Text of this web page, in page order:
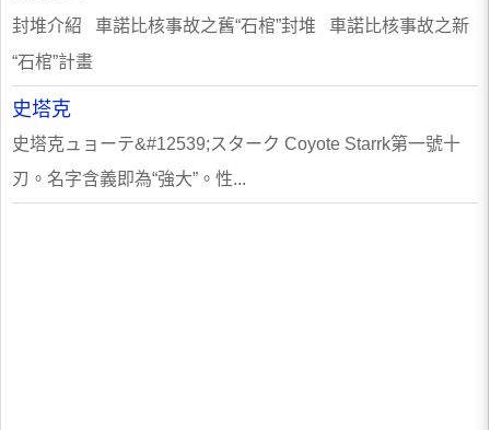
封堆介紹 車諾比核事故之舊“石棺”封堆 車諾比核事故之新
“石棺”計畫
史塔克
史塔克ュョーテ&#12539;スターク Coyote Starrk第一號十
刃。名字含義即為“強大”。性...